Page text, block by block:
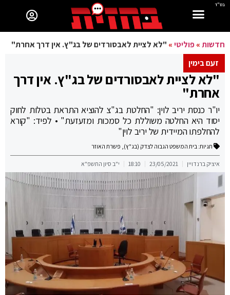
בס"ד
חדשות»פוליטי» "לא לציית לאבסורדים של בג"ץ. אין דרך אחרת"
זעם בימין
"לא לציית לאבסורדים של בג"ץ. אין דרך
אחרת"
יו"ר כנסת יריב לוין: "החלטת בג"צ להוציא התראת בטלות לחוק
יסוד היא החלטה משוללת כל סמכות ומזעזעת" • לפיד: "קורא
להחלפתו המיידית של יריב לוין"
תגיות: בית המשפט הגבוה לצדק (בג"ץ), פשרת האוזר
איציק ברנדויין 23/05/2021
18:10 י"ב סיון התשפ"א